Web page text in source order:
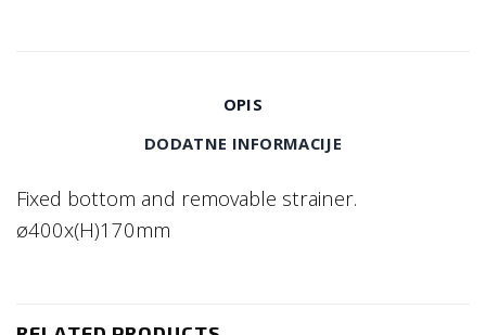
OPIS
DODATNE INFORMACIJE
Fixed bottom and removable strainer.
ø400x(H)170mm